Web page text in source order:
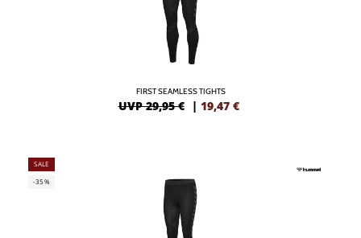
FIRST SEAMLESS TIGHTS
UVP 29,95 € | 19,47 €
SALE
-35%